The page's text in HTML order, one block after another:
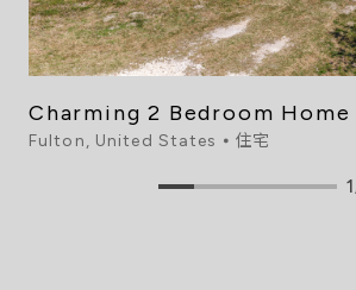
Charming 2 Bedroom Home
Fulton, United States ⦁ 住宅